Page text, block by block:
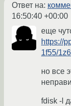
Ответ на:
16:50:40 +00:00
еще
https://
1f55/
но все
fdisk -l